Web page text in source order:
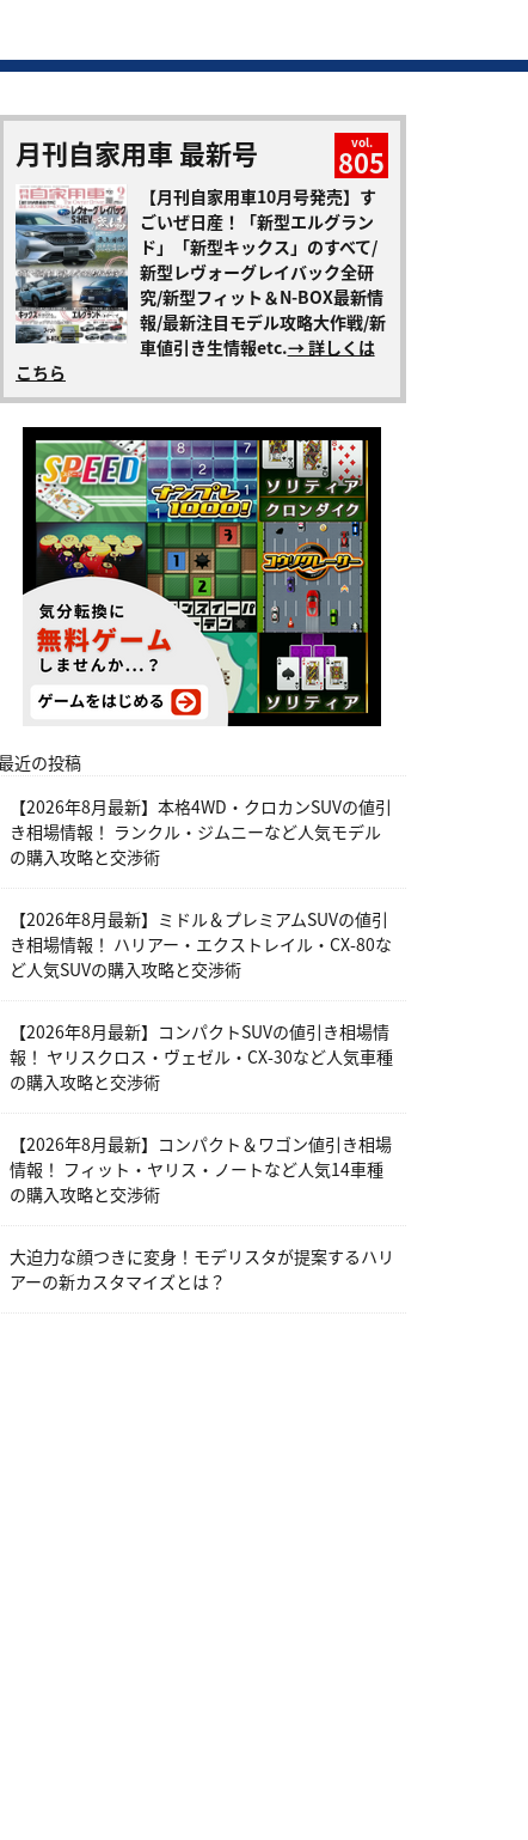
月刊自家用車 最新号 vol.
805
【月刊自家用車10月号発売】す
ごいぜ日産！「新型エルグラン
ド」「新型キックス」のすべて/
新型レヴォーグレイバック全研
究/新型フィット＆N-BOX最新情
報/最新注目モデル攻略大作戦/新
車値引き生情報etc.→ 詳しくは
こちら
近の投稿
【2026年8月最新】本格4WD・クロカンSUVの値引
き相場情報！ ランクル・ジムニーなど人気モデル
の購入攻略と交渉術
【2026年8月最新】ミドル＆プレミアムSUVの値引
き相場情報！ ハリアー・エクストレイル・CX-80な
ど人気SUVの購入攻略と交渉術
【2026年8月最新】コンパクトSUVの値引き相場情
報！ ヤリスクロス・ヴェゼル・CX-30など人気車種
の購入攻略と交渉術
【2026年8月最新】コンパクト＆ワゴン値引き相場
情報！ フィット・ヤリス・ノートなど人気14車種
の購入攻略と交渉術
大迫力な顔つきに変身！モデリスタが提案するハリ
アーの新カスタマイズとは？